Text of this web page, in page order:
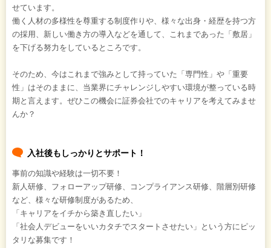
せています。
働く人材の多様性を尊重する制度作りや、様々な出身・経歴を持つ方
の採用、新しい働き方の導入などを通して、これまであった「敷居」
を下げる努力をしているところです。
そのため、今はこれまで強みとして持っていた「専門性」や「重要
性」はそのままに、当業界にチャレンジしやすい環境が整っている時
期と言えます。ぜひこの機会に証券会社でのキャリアを考えてみませ
んか？
入社後もしっかりとサポート！
事前の知識や経験は一切不要！
新人研修、フォローアップ研修、コンプライアンス研修、階層別研修
など、様々な研修制度があるため、
「キャリアをイチから築き直したい」
「社会人デビューをいいカタチでスタートさせたい」という方にピッ
タリな募集です！